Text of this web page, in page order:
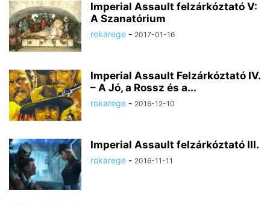
Imperial Assault felzárkóztató V:
A Szanatórium
rokarege - 2017-01-16
Imperial Assault Felzárkóztató IV.
– A Jó, a Rossz és a...
rokarege - 2016-12-10
Imperial Assault felzárkóztató III.
rokarege - 2016-11-11